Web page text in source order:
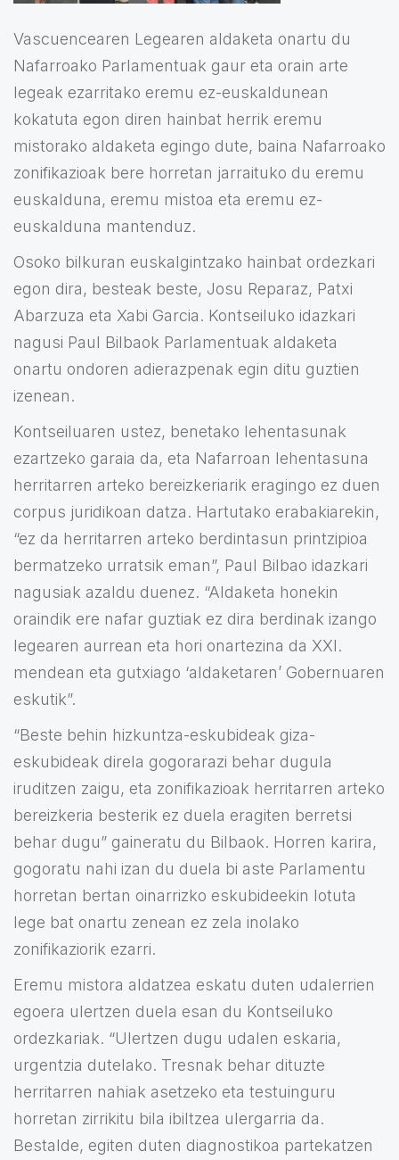
Vascuencearen Legearen aldaketa onartu du
Nafarroako Parlamentuak gaur eta orain arte
legeak ezarritako eremu ez-euskaldunean
kokatuta egon diren hainbat herrik eremu
mistorako aldaketa egingo dute, baina Nafarroako
zonifikazioak bere horretan jarraituko du eremu
euskalduna, eremu mistoa eta eremu ez-
euskalduna mantenduz.
Osoko bilkuran euskalgintzako hainbat ordezkari
egon dira, besteak beste, Josu Reparaz, Patxi
Abarzuza eta Xabi Garcia. Kontseiluko idazkari
nagusi Paul Bilbaok Parlamentuak aldaketa
onartu ondoren adierazpenak egin ditu guztien
izenean.
Kontseiluaren ustez, benetako lehentasunak
ezartzeko garaia da, eta Nafarroan lehentasuna
herritarren arteko bereizkeriarik eragingo ez duen
corpus juridikoan datza. Hartutako erabakiarekin,
“ez da herritarren arteko berdintasun printzipioa
bermatzeko urratsik eman”, Paul Bilbao idazkari
nagusiak azaldu duenez. “Aldaketa honekin
oraindik ere nafar guztiak ez dira berdinak izango
legearen aurrean eta hori onartezina da XXI.
mendean eta gutxiago ‘aldaketaren’ Gobernuaren
eskutik”.
“Beste behin hizkuntza-eskubideak giza-
eskubideak direla gogorarazi behar dugula
iruditzen zaigu, eta zonifikazioak herritarren arteko
bereizkeria besterik ez duela eragiten berretsi
behar dugu” gaineratu du Bilbaok. Horren karira,
gogoratu nahi izan du duela bi aste Parlamentu
horretan bertan oinarrizko eskubideekin lotuta
lege bat onartu zenean ez zela inolako
zonifikaziorik ezarri.
Eremu mistora aldatzea eskatu duten udalerrien
egoera ulertzen duela esan du Kontseiluko
ordezkariak. “Ulertzen dugu udalen eskaria,
urgentzia dutelako. Tresnak behar dituzte
herritarren nahiak asetzeko eta testuinguru
horretan zirrikitu bila ibiltzea ulergarria da.
Bestalde, egiten duten diagnostikoa partekatzen